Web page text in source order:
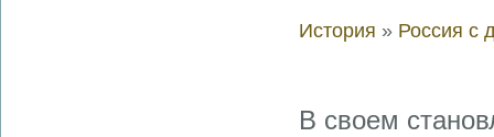
История » Россия с
В своем